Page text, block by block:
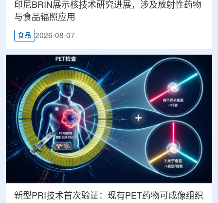
印尼BRIN展示核技术研究进展，涉及放射性药物
与食品辐照应用
食品 2026-08-07
新型PRI技术首次验证：现有PET药物可成像组织